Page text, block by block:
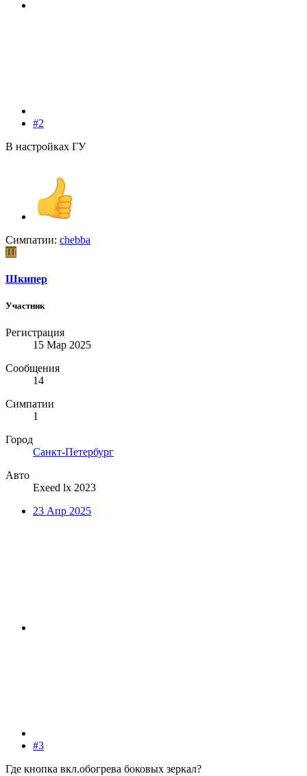
#2
В настройках ГУ
Симпатии: chebba
Ш
Шкипер
Участник
Регистрация
15 Мар 2025
Сообщения
14
Симпатии
1
Город
Санкт-Петербург
Авто
Exeed lx 2023
23 Апр 2025
#3
Где кнопка вкл.обогрева боковых зеркал?